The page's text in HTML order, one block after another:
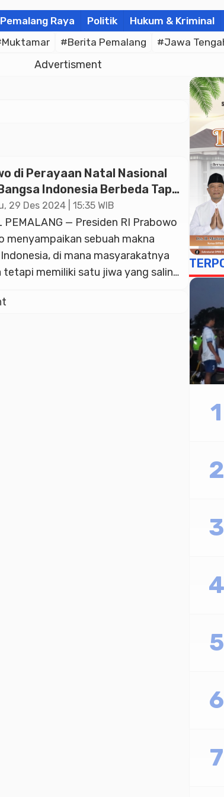
Pemalang Raya Politik Hukum & Kriminal
#Berita Pemalang #Jawa
Advertisment
di Perayaan Natal Nasional
Indonesia Berbeda Tapi
29 Des 2024 | 15:35 WIB
PEMALANG — Presiden RI Prabowo
menyampaikan sebuah makna
di mana masyarakatnya
tetapi memiliki satu jiwa yang saling
Hal itu Prabowo